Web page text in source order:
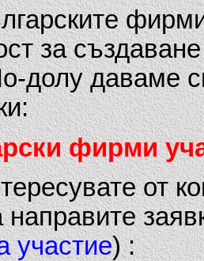
за
долу даваме
фирми
от
участие) :